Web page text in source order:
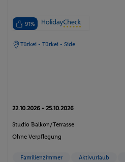
91%
Türkei - Türkei - Side
22.10.2026 - 25.10.2026
Studio Balkon/Terrasse
Ohne Verpflegung
Familienzimmer Aktivurlaub